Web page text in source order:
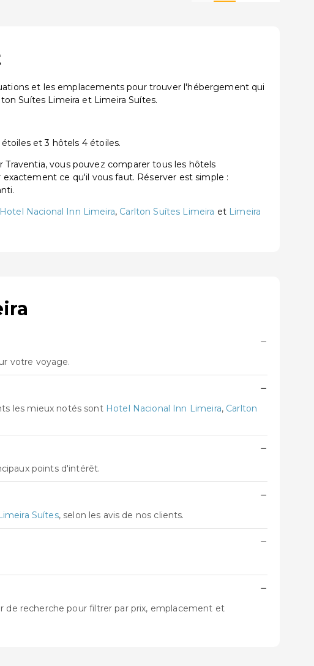
et les emplacements pour trouver l'hébergement qui
Suítes Limeira et Limeira Suítes.
et 3 hôtels 4 étoiles.
vous pouvez comparer tous les hôtels
ce qu'il vous faut. Réserver est simple :
Hotel Nacional Inn Limeira, Carlton Suítes Limeira et Limeira
−
votre voyage.
−
les mieux notés sont Hotel Nacional Inn Limeira, Carlton
−
points d'intérêt.
−
Suítes, selon les avis de nos clients.
−
−
de recherche pour filtrer par prix, emplacement et